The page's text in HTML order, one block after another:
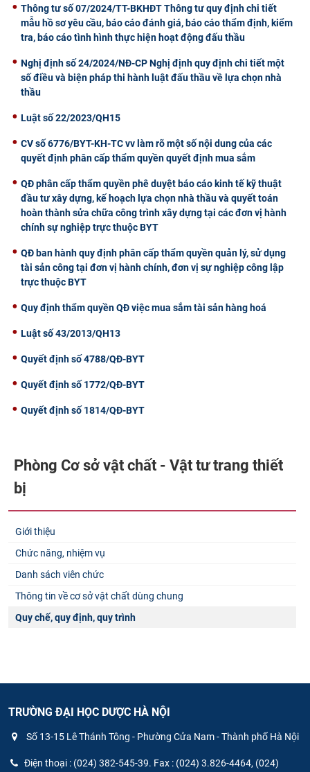
Thông tư số 07/2024/TT-BKHĐT Thông tư quy định chi tiết
mẫu hồ sơ yêu cầu, báo cáo đánh giá, báo cáo thẩm định, kiểm
tra, báo cáo tình hình thực hiện hoạt động đấu thầu
Nghị định số 24/2024/NĐ-CP Nghị định quy định chi tiết một
số điều và biện pháp thi hành luật đấu thầu về lựa chọn nhà
thầu
Luật số 22/2023/QH15
CV số 6776/BYT-KH-TC vv làm rõ một số nội dung của các
quyết định phân cấp thẩm quyền quyết định mua sắm
QĐ phân cấp thẩm quyền phê duyệt báo cáo kinh tế kỹ thuật
đầu tư xây dựng, kế hoạch lựa chọn nhà thầu và quyết toán
hoàn thành sửa chữa công trình xây dựng tại các đơn vị hành
chính sự nghiệp trực thuộc BYT
QĐ ban hành quy định phân cấp thẩm quyền quản lý, sử dụng
tài sản công tại đơn vị hành chính, đơn vị sự nghiệp công lập
trực thuộc BYT
Quy định thẩm quyền QĐ việc mua sắm tài sản hàng hoá
Luật số 43/2013/QH13
Quyết định số 4788/QĐ-BYT
Quyết định số 1772/QĐ-BYT
Quyết định số 1814/QĐ-BYT
Phòng Cơ sở vật chất - Vật tư trang thiết
bị
Giới thiệu
Chức năng, nhiệm vụ
Danh sách viên chức
Thông tin về cơ sở vật chất dùng chung
Quy chế, quy định, quy trình
TRƯỜNG ĐẠI HỌC DƯỢC HÀ NỘI
Số 13-15 Lê Thánh Tông - Phường Cửa Nam - Thành phố Hà Nội
Điện thoại : (024) 382-545-39. Fax : (024) 3.826-4464, (024)